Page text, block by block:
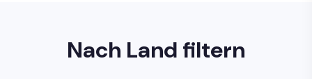
Nach Land filtern